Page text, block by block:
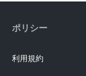
ポリシー
利用規約